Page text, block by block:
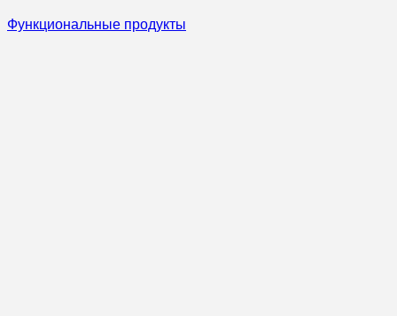
Функциональные продукты